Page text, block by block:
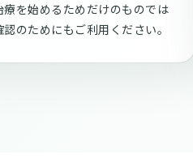
を始めるためだけのものでは
のためにもご利用ください。